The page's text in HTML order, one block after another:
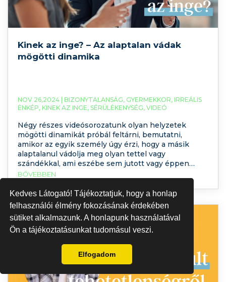
Kedves Látogató! Tájékoztatjuk, hogy a honlap
felhasználói élmény fokozásának érdekében
sütiket alkalmazunk. A honlapunk használatával
Ön a tájékoztatásunkat tudomásul veszi.
Elfogadom
Kinek az inge? – Az alaptalan vádak
mögötti dinamika
NOV 26,2024 | BIZONYTALANSÁG, GYERMEKKOR, IRREÁLIS
ÉNKÉP, KINEK AZ INGE, SÉRÜLÉKENYSÉG, VIDEÓ
Négy részes videósorozatunk olyan helyzetek
mögötti dinamikát próbál feltárni, bemutatni,
amikor az egyik személy úgy érzi, hogy a másik
alaptalanul vádolja meg olyan tettel vagy
szándékkal, ami eszébe sem jutott vagy éppen
érthetetlen módon támad rá és megalázó módon
negatívan minősíti. A támadó személyt nevezzük el
Alfának, a másik személyt (aki értetlenül,
leforrázottan áll a
BŐVEBBEN